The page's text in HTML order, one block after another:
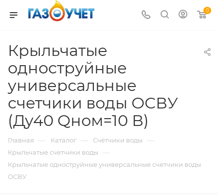
0
Крыльчатые
одноструйные
универсальные
счетчики воды ОСВУ
(Ду40 Qном=10 В)
Главная — Каталог — Счётчики воды —
Крыльчатые счетчики воды —
Крыльчатые одноструйные универсальные счетчики воды
ОСВУ